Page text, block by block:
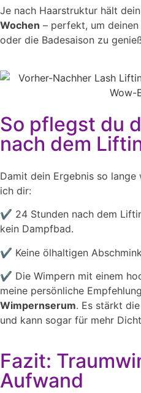
Je nach Haarstruktur hält
Wochen – perfekt, um
oder die Badesaison zu
So pflegst du
nach dem
Damit dein Ergebnis so
ich dir:
✔️ 24 Stunden nach dem
kein Dampfbad.
✔️ Keine ölhaltigen
✔️ Die Wimpern mit einem
meine persönliche
Wimpernserum. Es stärkt
und kann sogar für mehr
Fazit:
Aufwand